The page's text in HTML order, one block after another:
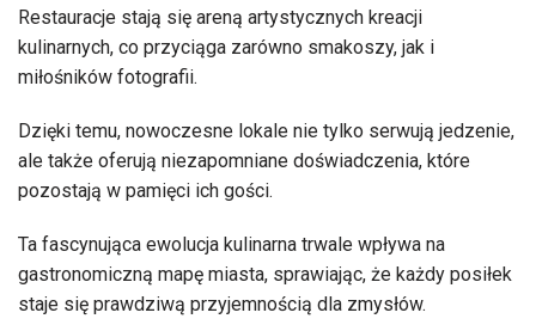
Restauracje stają się areną artystycznych kreacji
kulinarnych, co przyciąga zarówno smakoszy, jak i
miłośników fotografii.
Dzięki temu, nowoczesne lokale nie tylko serwują jedzenie,
ale także oferują niezapomniane doświadczenia, które
pozostają w pamięci ich gości.
Ta fascynująca ewolucja kulinarna trwale wpływa na
gastronomiczną mapę miasta, sprawiając, że każdy posiłek
staje się prawdziwą przyjemnością dla zmysłów.